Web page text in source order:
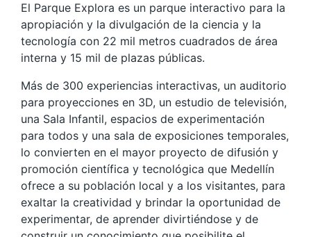
El Parque Explora es un parque interactivo para la
apropiación y la divulgación de la ciencia y la
tecnología con 22 mil metros cuadrados de área
interna y 15 mil de plazas públicas.
Más de 300 experiencias interactivas, un auditorio
para proyecciones en 3D, un estudio de televisión,
una Sala Infantil, espacios de experimentación
para todos y una sala de exposiciones temporales,
lo convierten en el mayor proyecto de difusión y
promoción científica y tecnológica que Medellín
ofrece a su población local y a los visitantes, para
exaltar la creatividad y brindar la oportunidad de
experimentar, de aprender divirtiéndose y de